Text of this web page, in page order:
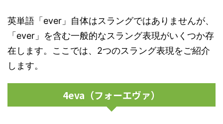
英単語「ever」自体はスラングではありませんが、
「ever」を含む一般的なスラング表現がいくつか存
在します。ここでは、2つのスラング表現をご紹介
します。
4eva（フォーエヴァ）